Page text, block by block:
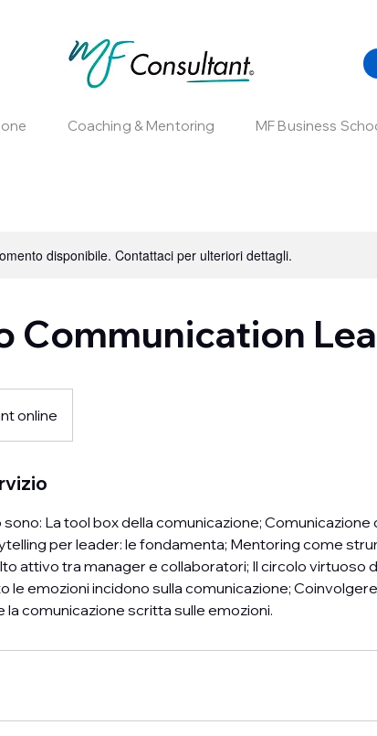
Coaching & Mentoring MF Business
disponibile. Contattaci per ulteriori dettagli.
Communication
online
La tool box della comunicazione; Comunicazione
per leader: le fondamenta; Mentoring come
attivo tra manager e collaboratori; Il circolo virtuoso
le emozioni incidono sulla comunicazione;
la comunicazione scritta sulle emozioni.